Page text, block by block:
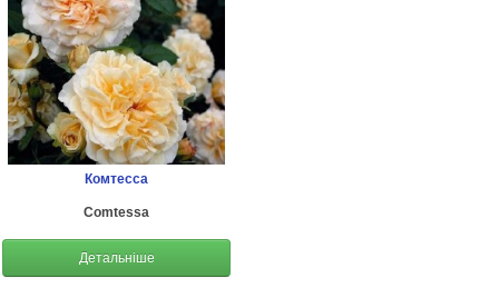
Комтесса
Comtessa
Детальніше